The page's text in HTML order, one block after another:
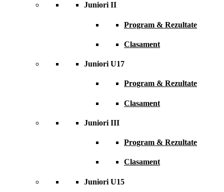
Juniori II
Program & Rezultate
Clasament
Juniori U17
Program & Rezultate
Clasament
Juniori III
Program & Rezultate
Clasament
Juniori U15